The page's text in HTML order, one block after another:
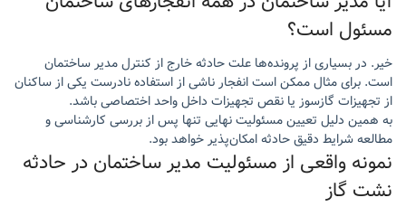
مسئول است؟
خیر. در بسیاری از پرونده‌ها علت حادثه خارج از کنترل مدیر ساختمان
است. برای مثال ممکن است انفجار ناشی از استفاده نادرست یکی از ساکنان
از تجهیزات گازسوز یا نقص تجهیزات داخل واحد اختصاصی باشد.
به همین دلیل تعیین مسئولیت نهایی تنها پس از بررسی کارشناسی و
مطالعه شرایط دقیق حادثه امکان‌پذیر خواهد بود.
نمونه واقعی از مسئولیت مدیر ساختمان در حادثه
نشت گاز